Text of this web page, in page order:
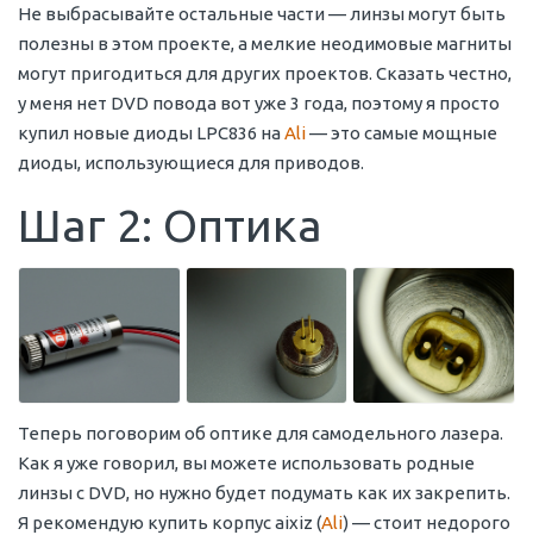
Не выбрасывайте остальные части — линзы могут быть
полезны в этом проекте, а мелкие неодимовые магниты
могут пригодиться для других проектов. Сказать честно,
у меня нет DVD повода вот уже 3 года, поэтому я просто
купил новые диоды LPC836 наAli— это самые мощные
диоды, использующиеся для приводов.
Шаг 2: Оптика
Теперь поговорим об оптике для самодельного лазера.
Как я уже говорил, вы можете использовать родные
линзы с DVD, но нужно будет подумать как их закрепить.
Я рекомендую купить корпус aixiz (Ali) — стоит недорого